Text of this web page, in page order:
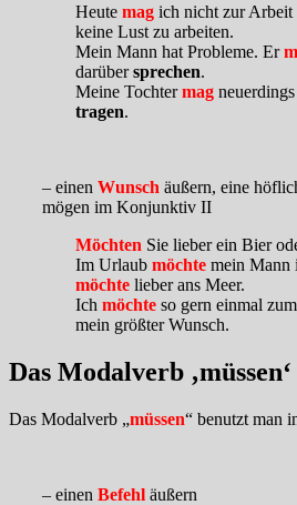
Heute mag ich nicht zur Arbeit
keine Lust zu arbeiten.
Mein Mann hat Probleme. Er
darübersprechen.
Meine Tochtermag
tragen.
– einen Wunsch äußern, eine
mögen im Konjunktiv II
Möchten Sie lieber ein Bier
Im Urlaub möchte mein Mann
möchte lieber ans Meer.
Ich möchte so gern einmal
mein größter Wunsch.
Das Modalverb ‚müssen‘
Das Modalverb „müssen“ benutzt man
– einen Befehl äußern